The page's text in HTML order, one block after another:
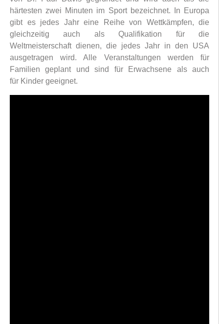
härtesten zwei Minuten im Sport bezeichnet. In Europa
gibt es jedes Jahr eine Reihe von Wettkämpfen, die
gleichzeitig auch als Qualifikation für die
Weltmeisterschaft dienen, die jedes Jahr in den USA
ausgetragen wird. Alle Veranstaltungen werden für
Familien geplant und sind für Erwachsene als auch
für Kinder geeignet.